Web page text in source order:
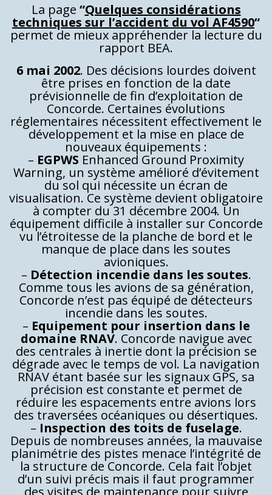
La page “Quelques considérations
techniques sur l’accident du vol AF4590“
permet de mieux appréhender la lecture du
rapport BEA.
6 mai 2002. Des décisions lourdes doivent
être prises en fonction de la date
prévisionnelle de fin d’exploitation de
Concorde. Certaines évolutions
réglementaires nécessitent effectivement le
développement et la mise en place de
nouveaux équipements :
– EGPWS Enhanced Ground Proximity
Warning, un système amélioré d’évitement
du sol qui nécessite un écran de
visualisation. Ce système devient obligatoire
à compter du 31 décembre 2004. Un
équipement difficile à installer sur Concorde
vu l’étroitesse de la planche de bord et le
manque de place dans les soutes
avioniques.
– Détection incendie dans les soutes.
Comme tous les avions de sa génération,
Concorde n’est pas équipé de détecteurs
incendie dans les soutes.
– Equipement pour insertion dans le
domaine RNAV. Concorde navigue avec
des centrales à inertie dont la précision se
dégrade avec le temps de vol. La navigation
RNAV étant basée sur les signaux GPS, sa
précision est constante et permet de
réduire les espacements entre avions lors
des traversées océaniques ou désertiques.
– Inspection des toits de fuselage.
Depuis de nombreuses années, la mauvaise
planimétrie des pistes menace l’intégrité de
la structure de Concorde. Cela fait l’objet
d’un suivi précis mais il faut programmer
des visites de maintenance pour suivre